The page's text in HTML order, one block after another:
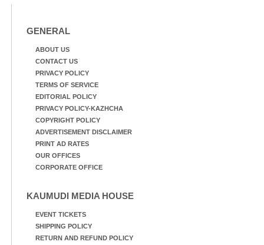
GENERAL
ABOUT US
CONTACT US
PRIVACY POLICY
TERMS OF SERVICE
EDITORIAL POLICY
PRIVACY POLICY-KAZHCHA
COPYRIGHT POLICY
ADVERTISEMENT DISCLAIMER
PRINT AD RATES
OUR OFFICES
CORPORATE OFFICE
KAUMUDI MEDIA HOUSE
EVENT TICKETS
SHIPPING POLICY
RETURN AND REFUND POLICY